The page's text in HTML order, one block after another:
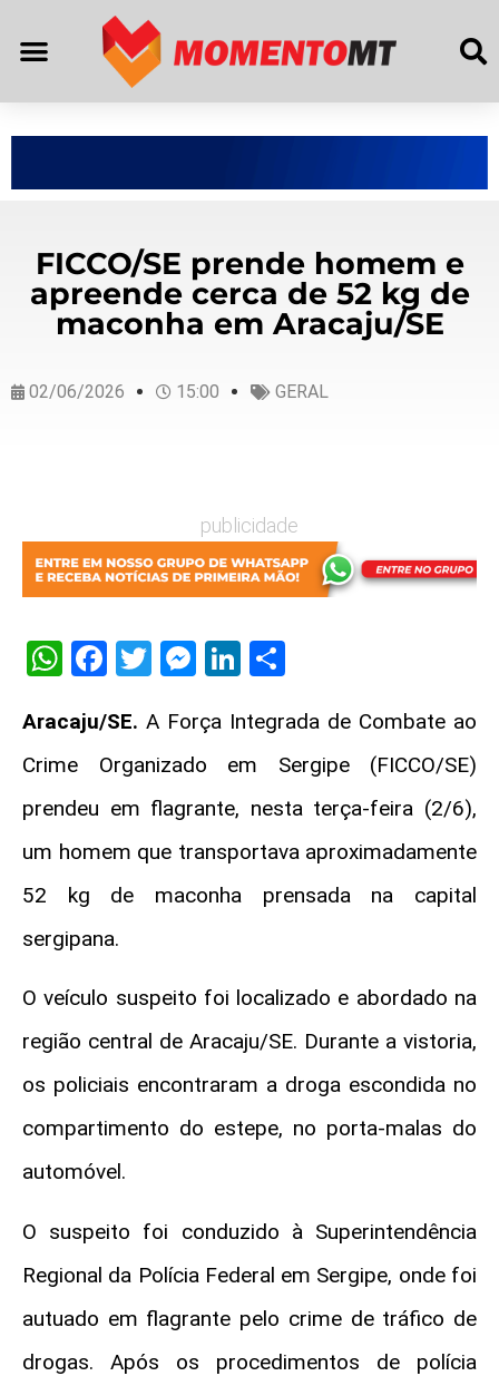
FICCO/SE prende homem e
apreende cerca de 52 kg de
maconha em Aracaju/SE
02/06/2026 15:00 GERAL
publicidade
WhatsApp
Facebook
Twitter
Messenger
LinkedIn
Aracaju/SE. A Força Integrada de Combate ao
Crime Organizado em Sergipe (FICCO/SE)
prendeu em flagrante, nesta terça-feira (2/6),
um homem que transportava aproximadamente
52 kg de maconha prensada na capital
sergipana.
O veículo suspeito foi localizado e abordado na
região central de Aracaju/SE. Durante a vistoria,
os policiais encontraram a droga escondida no
compartimento do estepe, no porta-malas do
automóvel.
O suspeito foi conduzido à Superintendência
Regional da Polícia Federal em Sergipe, onde foi
autuado em flagrante pelo crime de tráfico de
drogas. Após os procedimentos de polícia